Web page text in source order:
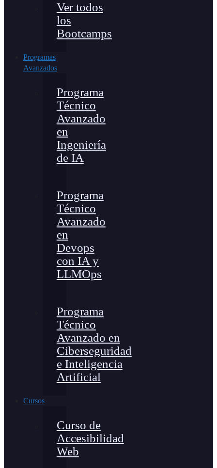
Ver todos
los
Bootcamps
Programas
Avanzados
Programa
Técnico
Avanzado
en
Ingeniería
de IA
Programa
Técnico
Avanzado
en
Devops
con IA y
LLMOps
Programa
Técnico
Avanzado en
Ciberseguridad
e Inteligencia
Artificial
Cursos
Curso de
Accesibilidad
Web